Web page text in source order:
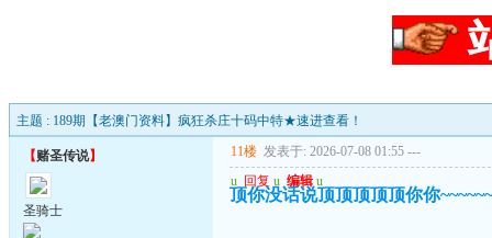
主题 : 189期【老澳门资料】疯狂杀庄十码中特★速进查看！
【赌圣传说】
圣骑士
11楼 发表于: 2026-07-08 01:55 ---
u 回复 u 编辑 u
顶你没话说顶顶顶顶顶你你